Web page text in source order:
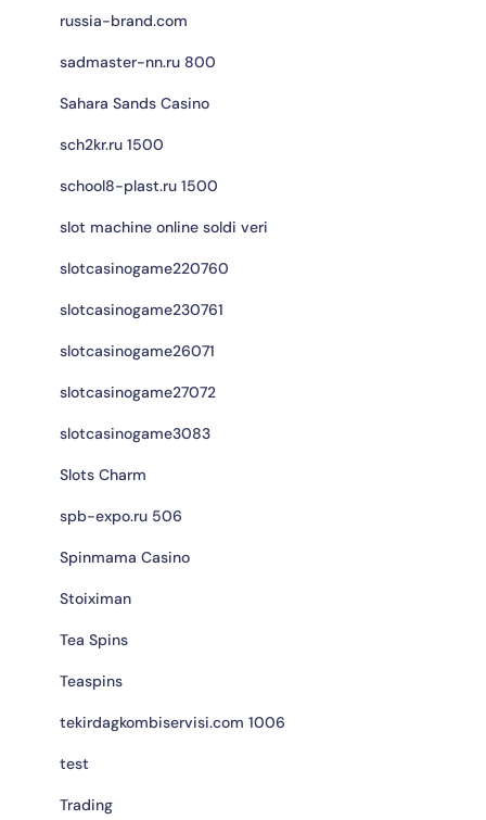
russia-brand.com
sadmaster-nn.ru 800
Sahara Sands Casino
sch2kr.ru 1500
school8-plast.ru 1500
slot machine online soldi veri
slotcasinogame220760
slotcasinogame230761
slotcasinogame26071
slotcasinogame27072
slotcasinogame3083
Slots Charm
spb-expo.ru 506
Spinmama Casino
Stoiximan
Tea Spins
Teaspins
tekirdagkombiservisi.com 1006
test
Trading